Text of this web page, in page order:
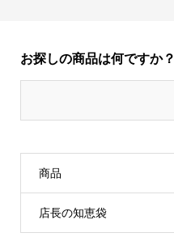
お探しの商品は何ですか？
商品
店長の知恵袋